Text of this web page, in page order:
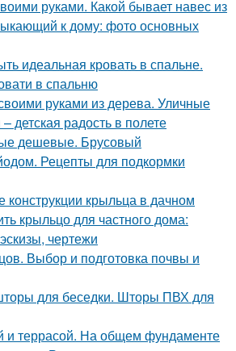
руками. Какой бывает навес из
к дому: фото основных
идеальная кровать в спальне.
в спальню
руками из дерева. Уличные
детская радость в полете
дешевые. Брусовый
Рецепты для подкормки
крыльца в дачном
крыльцо для частного дома:
чертежи
Выбор и подготовка почвы и
для беседки. Шторы ПВХ для
и террасой. На общем фундаменте